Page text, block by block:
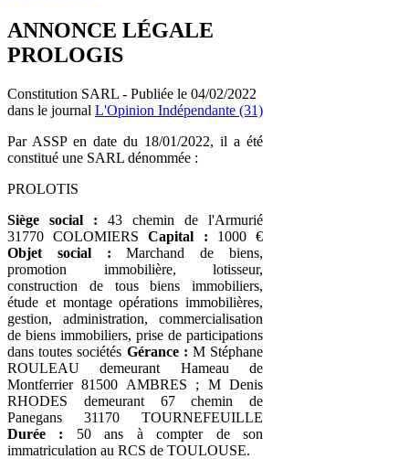
ANNONCE LÉGALE
PROLOGIS
Constitution SARL - Publiée le 04/02/2022
dans le journal L'Opinion Indépendante (31)
Par ASSP en date du 18/01/2022, il a été
constitué une SARL dénommée :
PROLOTIS
Siège social : 43 chemin de l'Armurié
31770 COLOMIERSCapital : 1000 €
Objet social : Marchand de biens,
promotion immobilière, lotisseur,
construction de tous biens immobiliers,
étude et montage opérations immobilières,
gestion, administration, commercialisation
de biens immobiliers, prise de participations
dans toutes sociétés Gérance : M Stéphane
ROULEAU demeurant Hameau de
Montferrier 81500 AMBRES ; M Denis
RHODES demeurant 67 chemin de
Panegans 31170 TOURNEFEUILLE
Durée : 50 ans à compter de son
immatriculation au RCS de TOULOUSE.